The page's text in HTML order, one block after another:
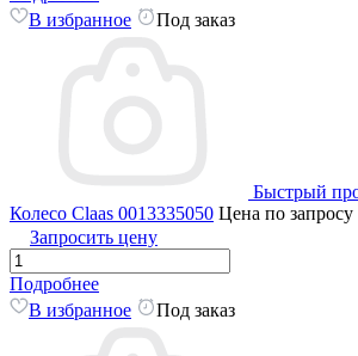
В избранное
Под заказ
Быстрый
Колесо Claas 0013335050 Цена по запросу
Запросить цену
Подробнее
В избранное
Под заказ